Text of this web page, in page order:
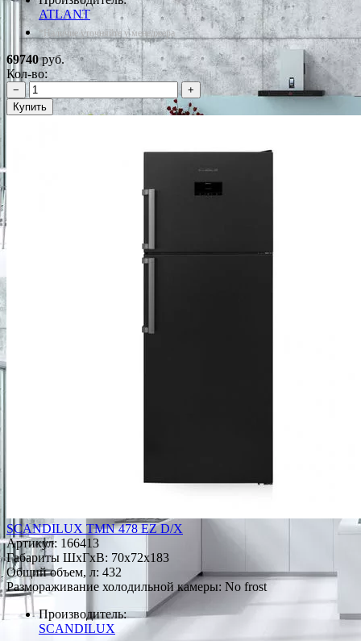
ATLANT
*Наличие уточняйте у менеджера
69740руб.
Кол-во:
−
+
Купить
SCANDILUX TMN 478 EZ D/X
Артикул: 166413
Габариты ШxГxВ: 70x72x183
Общий объем, л: 432
Размораживание холодильной камеры: No frost
Производитель:
SCANDILUX